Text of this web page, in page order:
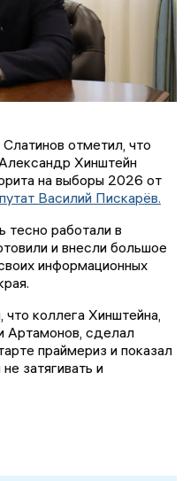
отметил, что
Хинштейн
на выборы 2026 от
Василий Пискарёв.
тесно работали в
и внесли большое
информационных
коллега Хинштейна,
Артамонов, сделал
праймериз и показал
затягивать и